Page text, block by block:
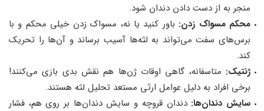
منجر به از دست دادن دندان شود.
محكم مسواک زدن: باور کنید یا نه، مسواک زدن خیلی محکم و با
برس‌های سفت می‌تواند به لثه‌ها آسیب برساند و آن‌ها را تحریک
کند.
ژنتیک: متاسفانه، گاهی اوقات ژن‌ها هم نقش بدی بازی می‌کنند!
برخی افراد به دلیل عوامل ارثی مستعد تحلیل لثه هستند.
سایش دندان‌ها: دندان قروچه و سایش دندان‌ها بر روی هم، فشار